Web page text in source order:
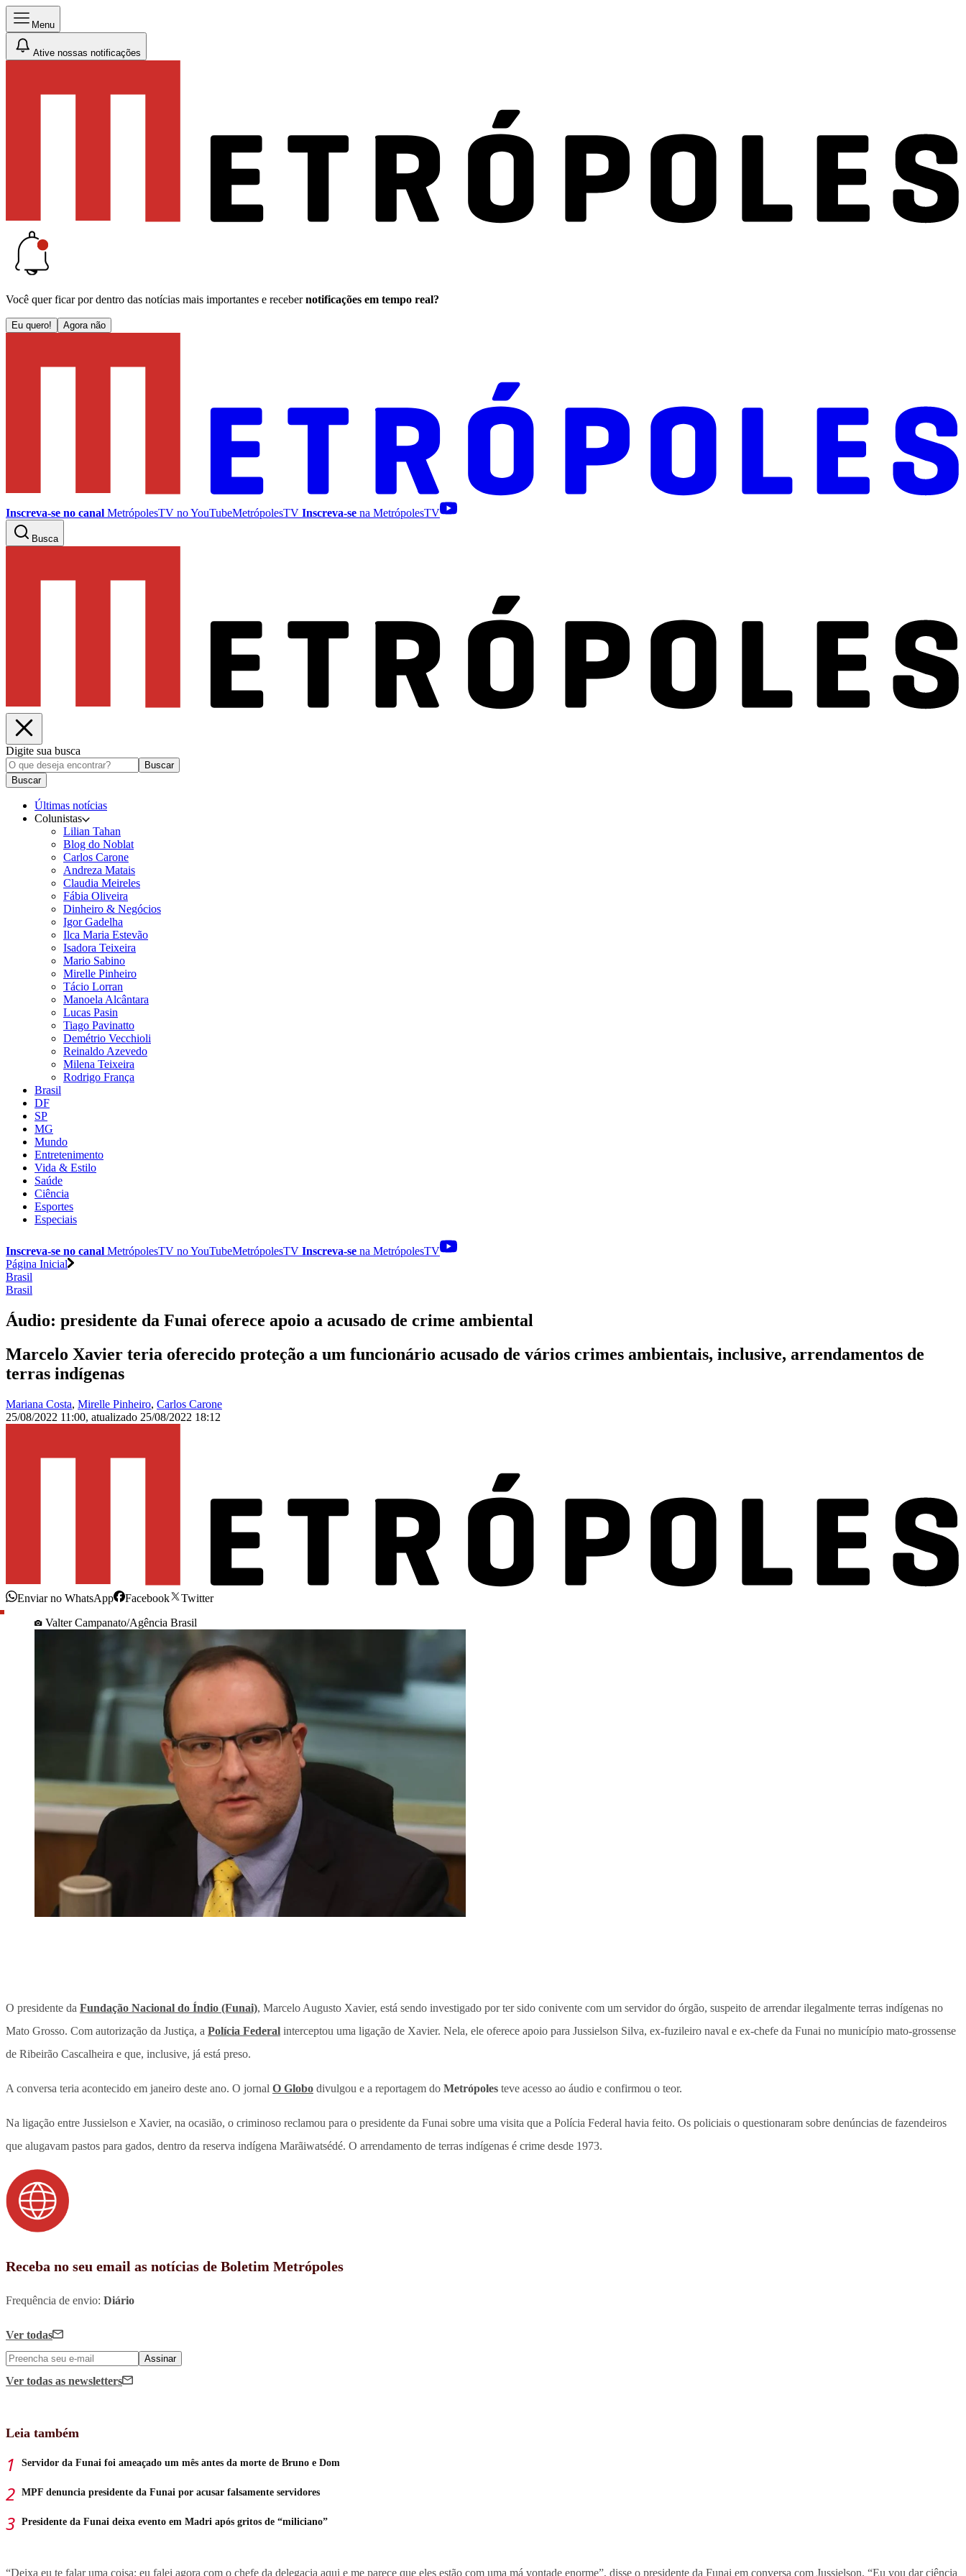
Menu
Ative nossas notificações
Você quer ficar por dentro das notícias mais importantes e receber notificações em tempo real?
Eu quero! Agora não
Inscreva-se no canal MetrópolesTV noYouTubeMetrópolesTV Inscreva-se na MetrópolesTV
Busca
Digite sua busca
Buscar
Buscar
Últimas notícias
Colunistas
Lilian Tahan
Blog do Noblat
Carlos Carone
Andreza Matais
Claudia Meireles
Fábia Oliveira
Dinheiro & Negócios
Igor Gadelha
Ilca Maria Estevão
Isadora Teixeira
Mario Sabino
Mirelle Pinheiro
Tácio Lorran
Manoela Alcântara
Lucas Pasin
Tiago Pavinatto
Demétrio Vecchioli
Reinaldo Azevedo
Milena Teixeira
Rodrigo França
Brasil
DF
SP
MG
Mundo
Entretenimento
Vida & Estilo
Saúde
Ciência
Esportes
Especiais
Inscreva-se no canal MetrópolesTV noYouTubeMetrópolesTV Inscreva-se na MetrópolesTV
Página Inicial
Brasil
Brasil
Áudio: presidente da Funai oferece apoio a acusado de crime ambiental
Marcelo Xavier teria oferecido proteção a um funcionário acusado de vários crimes ambientais, inclusive, arrendamentos de
terras indígenas
Mariana Costa, Mirelle Pinheiro, Carlos Carone
25/08/2022 11:00, atualizado 25/08/2022 18:12
Enviar no WhatsApp Facebook
Twitter
Valter Campanato/Agência Brasil
O presidente da Fundação Nacional do Índio (Funai), Marcelo Augusto Xavier, está sendo investigado por ter sido conivente com um servidor do órgão, suspeito de arrendar ilegalmente terras indígenas no
Mato Grosso. Com autorização da Justiça, a Polícia Federal interceptou uma ligação de Xavier. Nela, ele oferece apoio para Jussielson Silva, ex-fuzileiro naval e ex-chefe da Funai no município mato-grossense
de Ribeirão Cascalheira e que, inclusive, já está preso.
A conversa teria acontecido em janeiro deste ano. O jornal O Globo divulgou e a reportagem do Metrópoles teve acesso ao áudio e confirmou o teor.
Na ligação entre Jussielson e Xavier, na ocasião, o criminoso reclamou para o presidente da Funai sobre uma visita que a Polícia Federal havia feito. Os policiais o questionaram sobre denúncias de fazendeiros
que alugavam pastos para gados, dentro da reserva indígena Marãiwatsédé. O arrendamento de terras indígenas é crime desde 1973.
Receba no seu email as notícias de Boletim Metrópoles
Frequência de envio: Diário
Ver todas
Assinar
Ver todas as newsletters
Leia também
Servidor da Funai foi ameaçado um mês antes da morte de Bruno e Dom
MPF denuncia presidente da Funai por acusar falsamente servidores
Presidente da Funai deixa evento em Madri após gritos de “miliciano”
“Deixa eu te falar uma coisa: eu falei agora com o chefe da delegacia aqui e me parece que eles estão com uma má vontade enorme”, disse o presidente da Funai em conversa com Jussielson. “Eu vou dar ciência